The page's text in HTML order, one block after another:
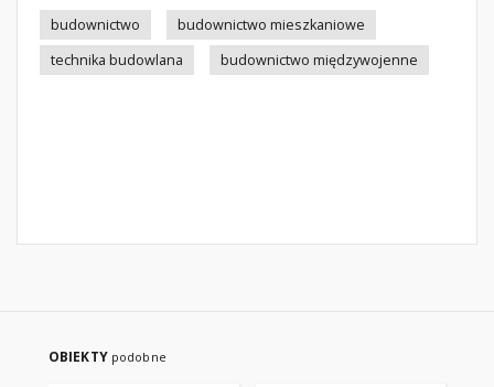
budownictwo
budownictwo mieszkaniowe
technika budowlana
budownictwo międzywojenne
OBIEKTY podobne